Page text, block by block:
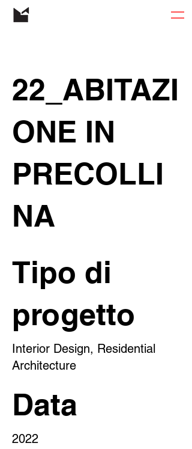
22_ABITAZI
ONE IN
PRECOLLI
NA
Tipo di
progetto
Interior Design, Residential
Architecture
Data
2022